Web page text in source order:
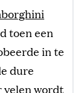
toen een
in te
dure
velen wordt